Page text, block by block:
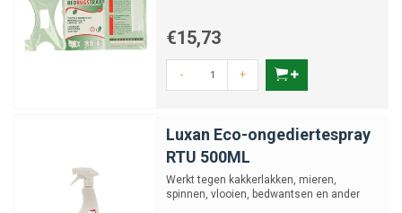
€15,73
- +
Luxan Eco-ongediertespray
RTU 500ML
Werkt tegen kakkerlakken, mieren,
spinnen, vlooien, bedwantsen en ander